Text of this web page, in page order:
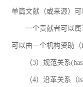
单篇文献（或来源）可
一个贡献者可以
可以由一个机构资助（
（3）规范关系
（4）沿革关系